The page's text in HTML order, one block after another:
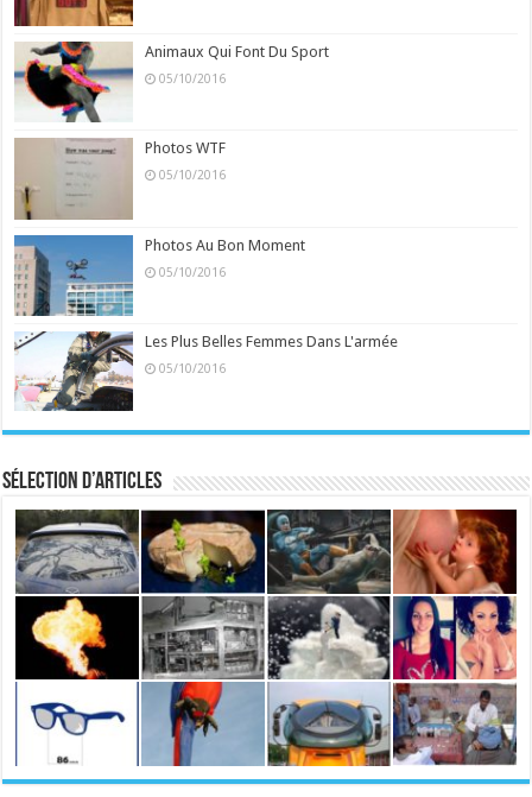
Animaux Qui Font Du Sport
05/10/2016
Photos WTF
05/10/2016
Photos Au Bon Moment
05/10/2016
Les Plus Belles Femmes Dans L'armée
05/10/2016
Sélection d’articles